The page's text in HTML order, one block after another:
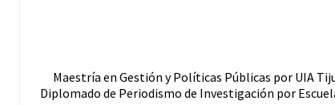
Maestría en Gestión y Políticas Públicas por UIA
Diplomado de Periodismo de Investigación por